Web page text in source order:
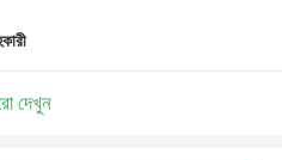
দেখুন